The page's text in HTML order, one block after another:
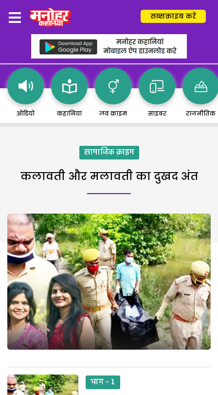
सब्सक्राइब करें
ऑडियो कहानियां लव क्राइम साइबर राजनीतिक
सामाजिक क्राइम
कलावती और मलावती का दुखद अंत
भाग - 1